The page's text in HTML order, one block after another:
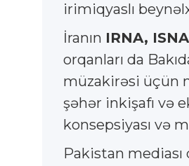
irimiqyaslı
İranın IRNA,
orqanları da
müzakirəsi üçün
şəhər inkişafı və
konsepsiyası və
Pakistan